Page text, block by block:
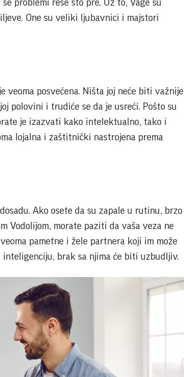
problemi reše što pre. Uz to, Vage su
One su veliki ljubavnici i majstori
veoma posvećena. Ništa joj neće biti važnije
polovini i trudiće se da je usreći. Pošto su
je izazvati kako intelektualno, tako i
lojalna i zaštitnički nastrojena prema
Ako osete da su zapale u rutinu, brzo
Vodolijom, morate paziti da vaša veza ne
pametne i žele partnera koji im može
brak sa njima će biti uzbudljiv.